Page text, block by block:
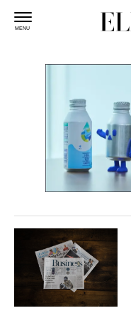
MENU